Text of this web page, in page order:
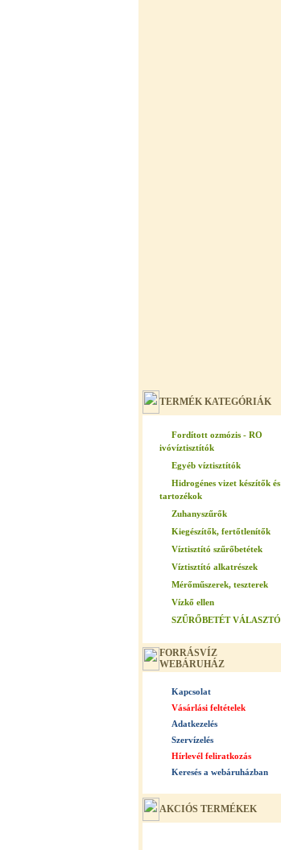
TERMÉK KATEGÓRIÁK
Fordított ozmózis - RO
ivóvíztisztítók
Egyéb víztisztítók
Hidrogénes vizet készítők és
tartozékok
Zuhanyszűrők
Kiegészítők, fertőtlenítők
Víztisztító szűrőbetétek
Víztisztító alkatrészek
Mérőműszerek, teszterek
Vízkő ellen
SZŰRŐBETÉT VÁLASZTÓ
FORRÁSVÍZ
WEBÁRUHÁZ
Kapcsolat
Vásárlási feltételek
Adatkezelés
Szervízelés
Hírlevél feliratkozás
Keresés a webáruházban
AKCIÓS TERMÉKEK